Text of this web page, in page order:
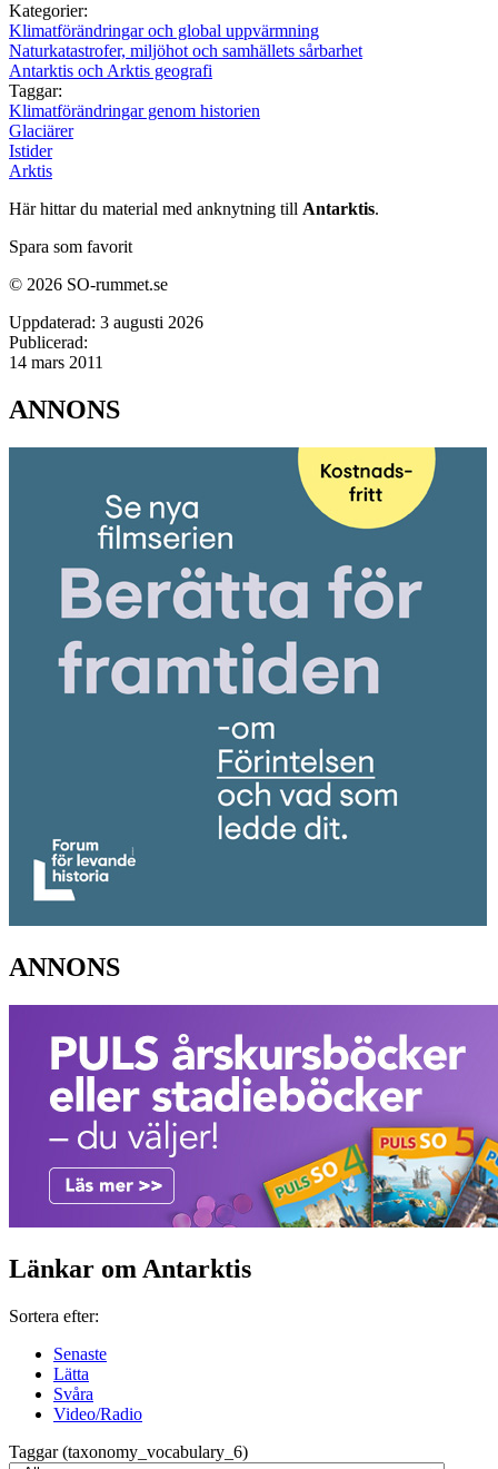
Kategorier:
Klimatförändringar och global uppvärmning
Naturkatastrofer, miljöhot och samhällets sårbarhet
Antarktis och Arktis geografi
Taggar:
Klimatförändringar genom historien
Glaciärer
Istider
Arktis
Här hittar du material med anknytning till Antarktis.
Spara som favorit
© 2026 SO-rummet.se
Uppdaterad: 3 augusti 2026
Publicerad:
14 mars 2011
ANNONS
ANNONS
Länkar om Antarktis
Sortera efter:
Senaste
Lätta
Svåra
Video/Radio
Taggar (taxonomy_vocabulary_6)